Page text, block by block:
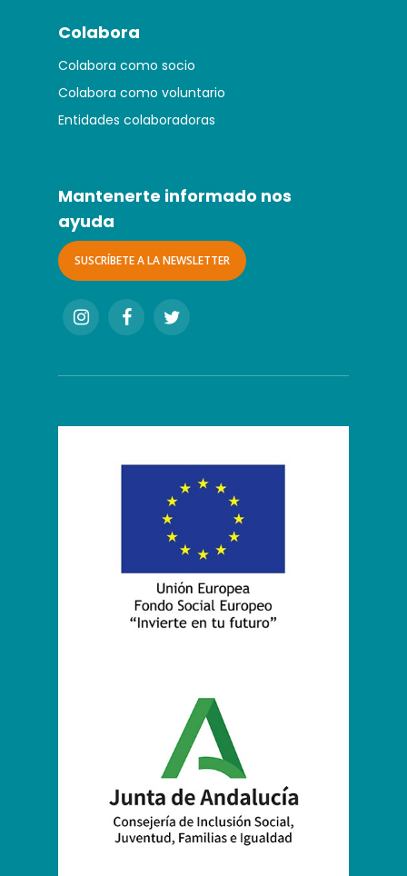
Colabora
Colabora como socio
Colabora como voluntario
Entidades colaboradoras
Mantenerte informado nos
ayuda
SUSCRÍBETE A LA NEWSLETTER